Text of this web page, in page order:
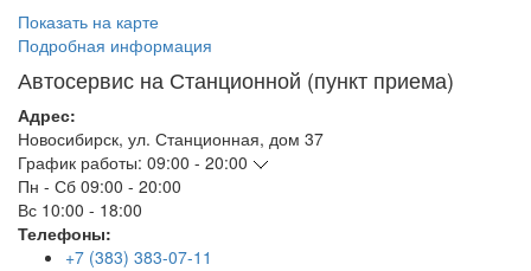
Показать на карте
Подробная информация
Автосервис на Станционной (пункт приема)
Адрес:
Новосибирск, ул. Станционная, дом 37
График работы: 09:00 - 20:00
Пн - Сб 09:00 - 20:00
Вс 10:00 - 18:00
Телефоны:
+7 (383) 383-07-11